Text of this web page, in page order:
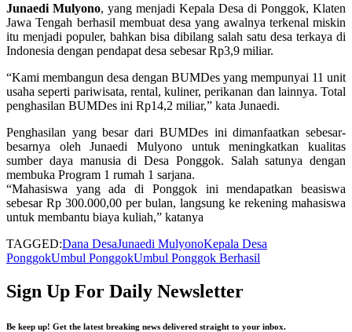
Junaedi Mulyono, yang menjadi Kepala Desa di Ponggok, Klaten
Jawa Tengah berhasil membuat desa yang awalnya terkenal miskin
itu menjadi populer, bahkan bisa dibilang salah satu desa terkaya di
Indonesia dengan pendapat desa sebesar Rp3,9 miliar.
“Kami membangun desa dengan BUMDes yang mempunyai 11 unit
usaha seperti pariwisata, rental, kuliner, perikanan dan lainnya. Total
penghasilan BUMDes ini Rp14,2 miliar,” kata Junaedi.
Penghasilan yang besar dari BUMDes ini dimanfaatkan sebesar-
besarnya oleh Junaedi Mulyono untuk meningkatkan kualitas
sumber daya manusia di Desa Ponggok. Salah satunya dengan
membuka Program 1 rumah 1 sarjana.
“Mahasiswa yang ada di Ponggok ini mendapatkan beasiswa
sebesar Rp 300.000,00 per bulan, langsung ke rekening mahasiswa
untuk membantu biaya kuliah,” katanya
TAGGED:Dana DesaJunaedi MulyonoKepala Desa
PonggokUmbul PonggokUmbul Ponggok Berhasil
Sign Up For Daily Newsletter
Be keep up! Get the latest breaking news delivered straight to your inbox.